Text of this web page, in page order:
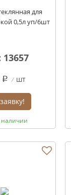
для
0,5л уп/6шт
q шт
наличии